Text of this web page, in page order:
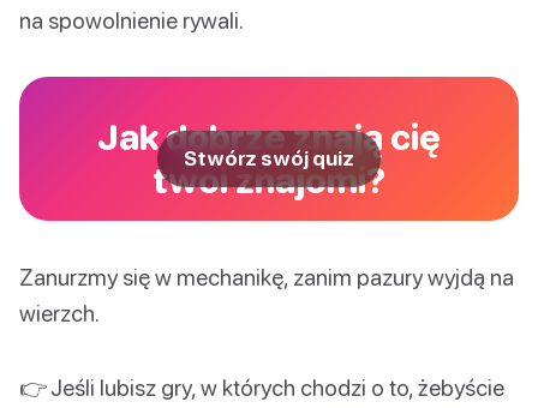
na spowolnienie rywali.
Jak dobrze znają cię
twoi znajomi?
Stwórz swój quiz
Zanurzmy się w mechanikę, zanim pazury wyjdą na
wierzch.
👉 Jeśli lubisz gry, w których chodzi o to, żebyście